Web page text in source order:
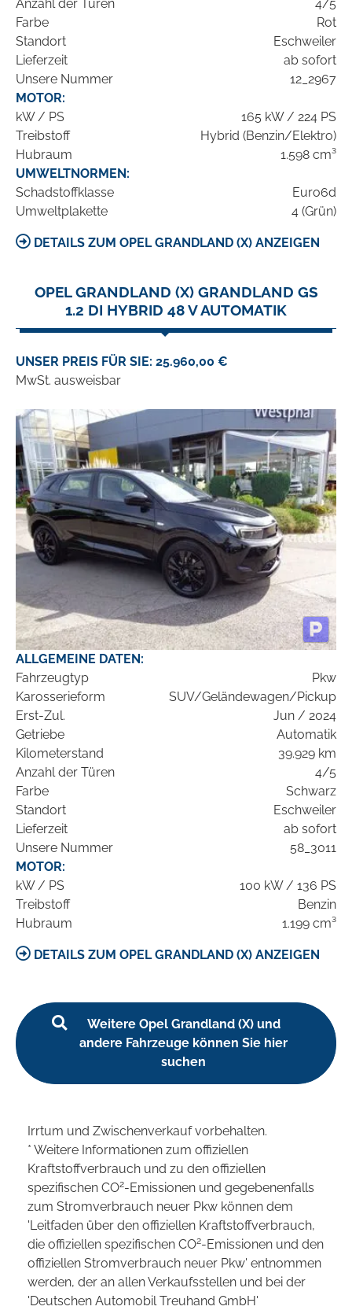
Anzahl der Türen
4/5
Farbe
Rot
Standort
Eschweiler
Lieferzeit
ab sofort
Unsere Nummer
12_2967
MOTOR:
kW / PS
165 kW / 224 PS
Treibstoff
Hybrid (Benzin/Elektro)
Hubraum
1.598 cm³
UMWELTNORMEN:
Schadstoffklasse
Euro6d
Umweltplakette
4 (Grün)
DETAILS ZUM OPEL GRANDLAND (X) ANZEIGEN
OPEL GRANDLAND (X) GRANDLAND GS
1.2 DI HYBRID 48 V AUTOMATIK
UNSER PREIS FÜR SIE: 25.960,00 €
MwSt. ausweisbar
ALLGEMEINE DATEN:
Fahrzeugtyp
Pkw
Karosserieform
SUV/Geländewagen/Pickup
Erst-Zul.
Jun / 2024
Getriebe
Automatik
Kilometerstand
39.929 km
Anzahl der Türen
4/5
Farbe
Schwarz
Standort
Eschweiler
Lieferzeit
ab sofort
Unsere Nummer
58_3011
MOTOR:
kW / PS
100 kW / 136 PS
Treibstoff
Benzin
Hubraum
1.199 cm³
DETAILS ZUM OPEL GRANDLAND (X) ANZEIGEN
Weitere Opel Grandland (X) und
andere Fahrzeuge können Sie hier
suchen
Irrtum und Zwischenverkauf vorbehalten.
* Weitere Informationen zum offiziellen
Kraftstoffverbrauch und zu den offiziellen
spezifischen CO2-Emissionen und gegebenenfalls
zum Stromverbrauch neuer Pkw können dem
'Leitfaden über den offiziellen Kraftstoffverbrauch,
die offiziellen spezifischen CO2-Emissionen und den
offiziellen Stromverbrauch neuer Pkw' entnommen
werden, der an allen Verkaufsstellen und bei der
'Deutschen Automobil Treuhand GmbH'